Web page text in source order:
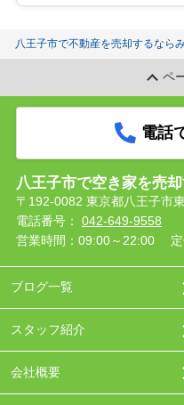
八王子市で不動産を売却するなら
ペ
電話
八王子市で空き家を売
〒192-0082 東京都八王子市
電話番号： 042-649-9558
営業時間：09:00～22:00
ブログ一覧
スタッフ紹介
会社概要